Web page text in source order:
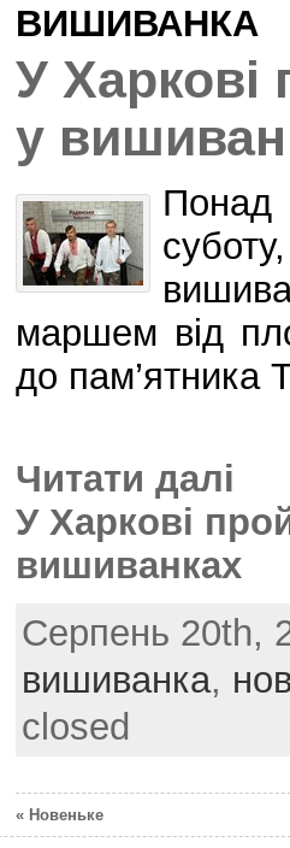
ВИШИВАНКА
У
у
маршем від
до пам’ятника
Читати далі
У Харкові
вишиванках
Серпень 20th,
вишиванка,
closed
« Новеньке